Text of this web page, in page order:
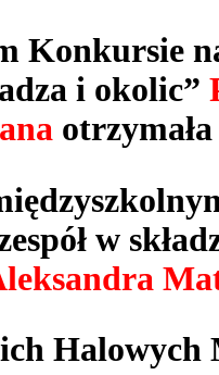
Konkursie
i okolic”
w
Halowych